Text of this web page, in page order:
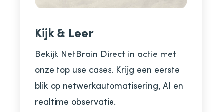
Kijk & Leer
Bekijk NetBrain Direct in actie met
onze top use cases. Krijg een eerste
blik op netwerkautomatisering, AI en
realtime observatie.